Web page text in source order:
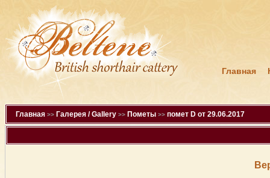
Главная
Главная >> Галерея / Gallery >> Пометы >> помет D от 29.06.2017